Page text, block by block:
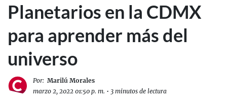
Planetarios en la CDMX
para aprender más del
universo
Por: Marilú Morales
marzo 2, 2022 01:50 p. m. • 3 minutos de lectura